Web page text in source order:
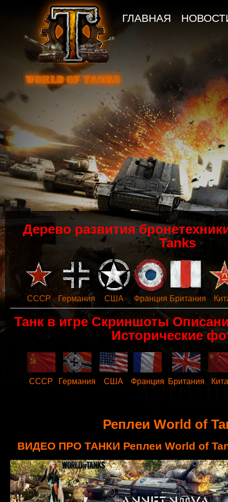
ГЛАВНАЯ
Дерево развития
Tanks
СССР Германия США Франция Британия
Танк в игре Скриншоты
Исторические
СССР Германия США Франция Британия
Реплеи World of
ВИДЕО ПРО ТАНКИ Реплеи World of